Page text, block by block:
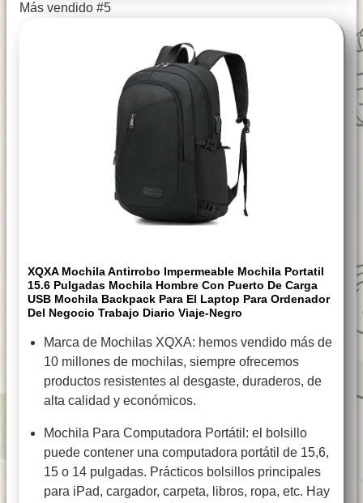
Más vendido #5
XQXA Mochila Antirrobo Impermeable Mochila Portatil
15.6 Pulgadas Mochila Hombre Con Puerto De Carga
USB Mochila Backpack Para El Laptop Para Ordenador
Del Negocio Trabajo Diario Viaje-Negro
Marca de Mochilas XQXA: hemos vendido más de
10 millones de mochilas, siempre ofrecemos
productos resistentes al desgaste, duraderos, de
alta calidad y económicos.
Mochila Para Computadora Portátil: el bolsillo
puede contener una computadora portátil de 15,6,
15 o 14 pulgadas. Prácticos bolsillos principales
para iPad, cargador, carpeta, libros, ropa, etc. Hay